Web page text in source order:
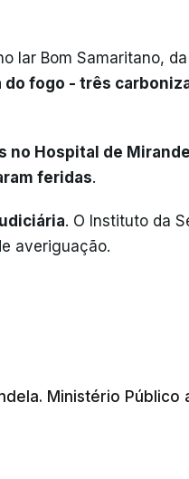
lar Bom Samaritano,
fogo - três
no Hospital de
feridas.
. O Instituto da
averiguação.
Ministério Público